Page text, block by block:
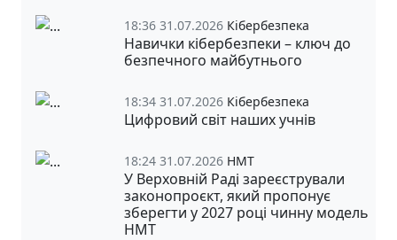
18:36 31.07.2026 Кібербезпека
Навички кібербезпеки – ключ до
безпечного майбутнього
18:34 31.07.2026 Кібербезпека
Цифровий світ наших учнів
18:24 31.07.2026 НМТ
У Верховній Раді зареєстрували
законопроєкт, який пропонує
зберегти у 2027 році чинну модель
НМТ